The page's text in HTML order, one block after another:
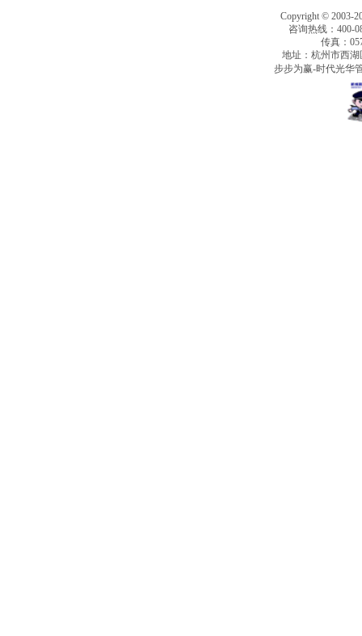
Copyright © 2003-
咨询热线：400-
传真：
地址：杭州市西
步步为赢-时代光华